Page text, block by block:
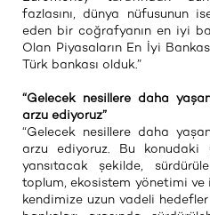
fazlasını, dünya nüfusunun
eden bir coğrafyanın en iyi
Olan Piyasaların En İyi
Türk bankası olduk.”
“Gelecek nesillere daha
arzu ediyoruz”
“Gelecek nesillere daha
arzu ediyoruz. Bu konudaki
yansıtacak şekilde,
toplum, ekosistem yönetimi
kendimize uzun vadeli